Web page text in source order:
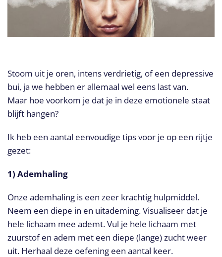
Stoom uit je oren, intens verdrietig, of een depressive
bui, ja we hebben er allemaal wel eens last van.
Maar hoe voorkom je dat je in deze emotionele staat
blijft hangen?
Ik heb een aantal eenvoudige tips voor je op een rijtje
gezet:
1) Ademhaling
Onze ademhaling is een zeer krachtig hulpmiddel.
Neem een diepe in en uitademing. Visualiseer dat je
hele lichaam mee ademt. Vul je hele lichaam met
zuurstof en adem met een diepe (lange) zucht weer
uit. Herhaal deze oefening een aantal keer.